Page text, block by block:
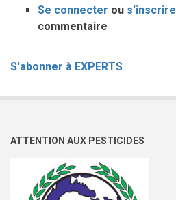
RENCONTRE
EXPERTS
DE
CEEAC
Se connecter ou s'inscrire
commentaire
S'abonner à EXPERTS
ATTENTION AUX PESTICIDES